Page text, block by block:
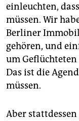
einleuchten,
müssen. Wir
Berliner
gehören, und
um
Das ist die
müssen.
Aber